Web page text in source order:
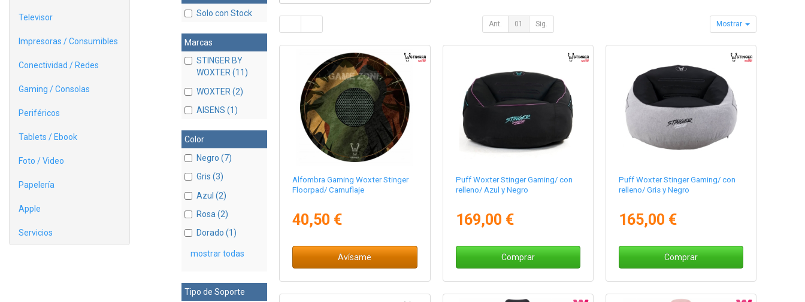
Televisor
Impresoras / Consumibles
Conectividad / Redes
Gaming / Consolas
Periféricos
Tablets / Ebook
Foto / Video
Papelería
Apple
Servicios
Solo con Stock
Marcas
STINGER BY
WOXTER (11)
WOXTER (2)
AISENS (1)
Color
Negro (7)
Gris (3)
Azul (2)
Rosa (2)
Dorado (1)
mostrar todas
Tipo de Soporte
Ant. 01 Sig. Mostrar
Alfombra Gaming Woxter Stinger
Floorpad/ Camuflaje
40,50 €
Avísame
Puff Woxter Stinger Gaming/ con
relleno/ Azul y Negro
169,00 €
Comprar
Puff Woxter Stinger Gaming/ con
relleno/ Gris y Negro
165,00 €
Comprar